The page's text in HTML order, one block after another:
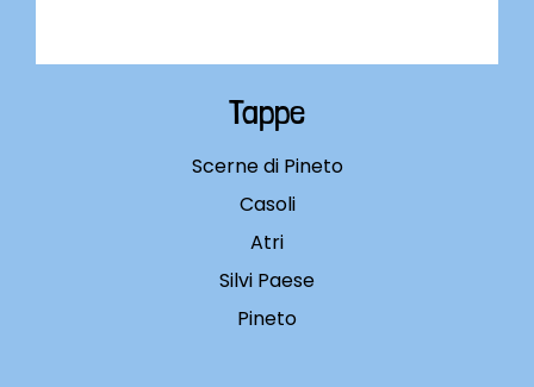
Tappe
Scerne di Pineto
Casoli
Atri
Silvi Paese
Pineto